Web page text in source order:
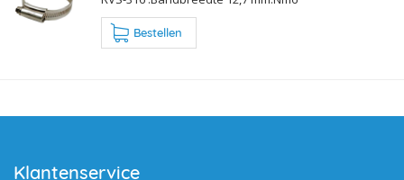
Bestellen
Klantenservice